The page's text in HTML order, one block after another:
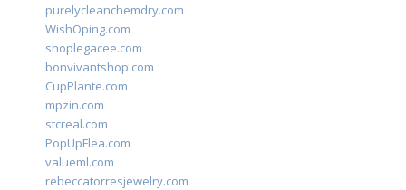
purelycleanchemdry.com
WishOping.com
shoplegacee.com
bonvivantshop.com
CupPlante.com
mpzin.com
stcreal.com
PopUpFlea.com
valueml.com
rebeccatorresjewelry.com